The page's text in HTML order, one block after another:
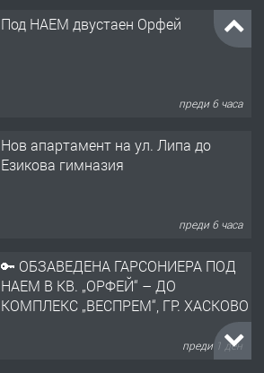
Под НАЕМ двустаен Орфей
преди 6 часа
Нов апартамент на ул. Липа до
Езикова гимназия
преди 6 часа
🔑 ОБЗАВЕДЕНА ГАРСОНИЕРА ПОД
НАЕМ В КВ. „ОРФЕЙ“ – ДО
КОМПЛЕКС „ВЕСПРЕМ“, ГР. ХАСКОВО
преди 1 ден